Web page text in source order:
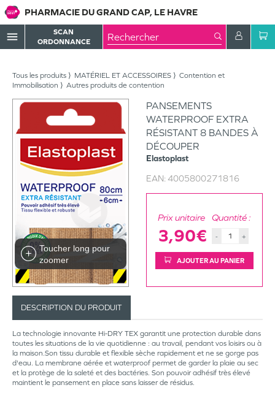
PHARMACIE DU GRAND CAP, LE HAVRE
menu
SCAN
ORDONNANCE
Tous les produits MATÉRIEL ET ACCESSOIRES
Contention et
Immobilisation
Autres produits de contention
Toucher long pour
zoomer
PANSEMENTS
WATERPROOF EXTRA
RÉSISTANT 8 BANDES À
DÉCOUPER
Elastoplast
EAN: 4005800271816
Prix unitaire
3,90€
Quantité :
- +
AJOUTER AU PANIER
DESCRIPTION DU PRODUIT
La technologie innovante Hi-DRY TEX garantit une protection durable dans
toutes les situations de la vie quotidienne : au travail, pendant vos loisirs ou à
la maison.Son tissu durable et flexible sèche rapidement et ne se gorge pas
d'eau. La membrane aérée et waterproof permet de garder la plaie au sec
et la protège de la saleté et des bactéries. Son pouvoir adhésif très élevé
maintient le pansement en place sans laisser de résidus.